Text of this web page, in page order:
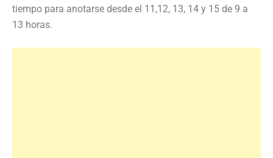
tiempo para anotarse desde el 11,12, 13, 14 y 15 de 9 a
13 horas.